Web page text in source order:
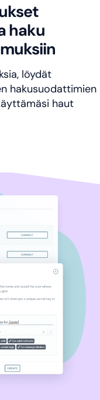
haku
löydät
hakusuodattimien
haut